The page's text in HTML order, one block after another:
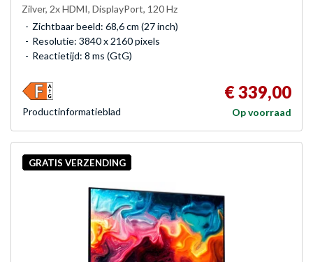
Zilver, 2x HDMI, DisplayPort, 120 Hz
Zichtbaar beeld: 68,6 cm (27 inch)
Resolutie: 3840 x 2160 pixels
Reactietijd: 8 ms (GtG)
€ 339,00
Op voorraad
Product­informatieblad
GRATIS VERZENDING